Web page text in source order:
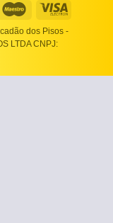
dos Pisos -
LTDA CNPJ: